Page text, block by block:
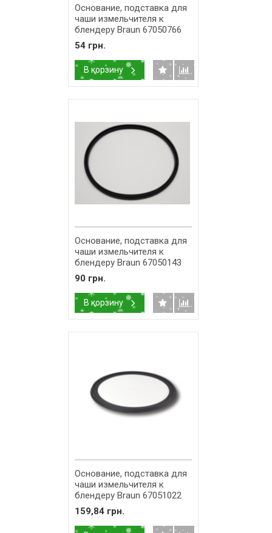
Основание, подставка для
чаши измельчителя к
блендеру Braun 67050766
54 грн.
В корзину
Основание, подставка для
чаши измельчителя к
блендеру Braun 67050143
90 грн.
В корзину
Основание, подставка для
чаши измельчителя к
блендеру Braun 67051022
159,84 грн.